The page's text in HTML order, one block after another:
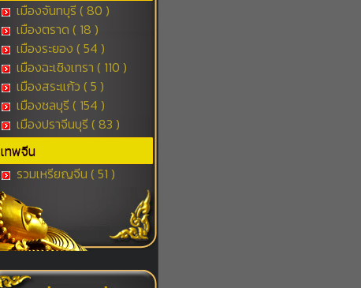
เมืองจันทบุรี ( 80 )
เมืองตราด ( 18 )
เมืองระยอง ( 54 )
เมืองฉะเชิงเทรา ( 110 )
เมืองสระแก้ว ( 5 )
เมืองชลบุรี ( 154 )
เมืองปราจีนบุรี ( 83 )
เทพจีน
รวมเหรียญจีน ( 51 )